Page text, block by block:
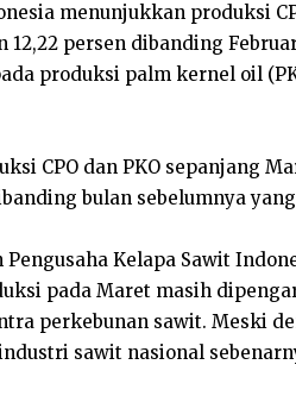
menunjukkan produksi
12,22 persen dibanding
produksi palm kernel oil
CPO dan PKO sepanjang
bulan sebelumnya
Kelapa Sawit
pada Maret masih
perkebunan sawit. Meski
sawit nasional